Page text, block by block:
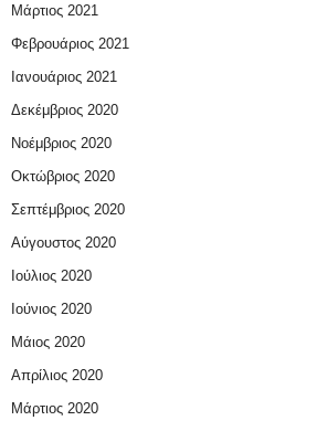
Μάρτιος 2021
Φεβρουάριος 2021
Ιανουάριος 2021
Δεκέμβριος 2020
Νοέμβριος 2020
Οκτώβριος 2020
Σεπτέμβριος 2020
Αύγουστος 2020
Ιούλιος 2020
Ιούνιος 2020
Μάιος 2020
Απρίλιος 2020
Μάρτιος 2020